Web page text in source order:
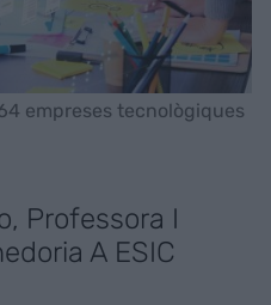
empreses tecnològiques
Professora I
A ESIC